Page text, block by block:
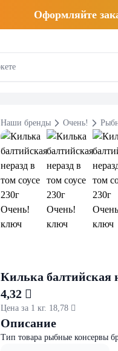
Оформляйте
Наши бренды Очень!
Килька балтийская
4,32 
Цена за 1 кг. 18,78 
Описание
Тип товара рыбные консервы